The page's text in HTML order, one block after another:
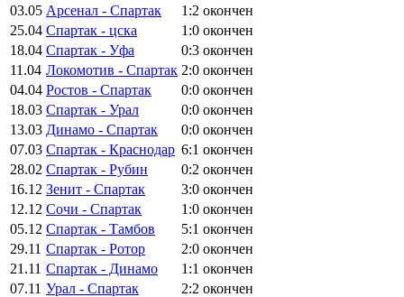
03.05 Арсенал - Спартак 1:2 окончен
25.04 Спартак - цска 1:0 окончен
18.04 Спартак - Уфа 0:3 окончен
11.04 Локомотив - Спартак 2:0 окончен
04.04 Ростов - Спартак 0:0 окончен
18.03 Спартак - Урал 0:0 окончен
13.03 Динамо - Спартак 0:0 окончен
07.03 Спартак - Краснодар 6:1 окончен
28.02 Спартак - Рубин 0:2 окончен
16.12 Зенит - Спартак 3:0 окончен
12.12 Сочи - Спартак 1:0 окончен
05.12 Спартак - Тамбов 5:1 окончен
29.11 Спартак - Ротор 2:0 окончен
21.11 Спартак - Динамо 1:1 окончен
07.11 Урал - Спартак 2:2 окончен